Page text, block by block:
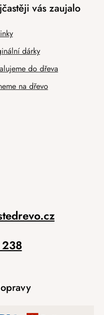
vás zaujalo
dárky
do dřeva
na dřevo